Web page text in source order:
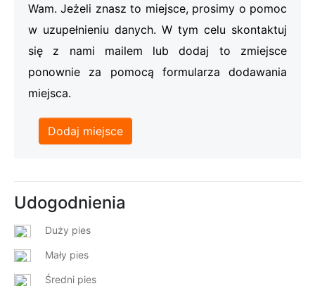
Wam. Jeżeli znasz to miejsce, prosimy o pomoc
w uzupełnieniu danych. W tym celu skontaktuj
się z nami mailem lub dodaj to zmiejsce
ponownie za pomocą formularza dodawania
miejsca.
Dodaj miejsce
Udogodnienia
Duży pies
Mały pies
Średni pies